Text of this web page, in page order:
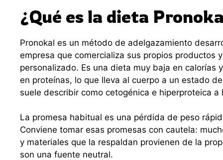
¿Qué es la dieta
Pronokal es un método de adelgazamiento
empresa que comercializa sus propios productos
personalizado. Es una dieta muy baja en calorías
en proteínas, lo que lleva al cuerpo a un estado
suele describir como cetogénica e hiperproteica a
La promesa habitual es una pérdida de peso
Conviene tomar esas promesas con cautela:
y materiales que la respaldan provienen de la
son una fuente neutral.